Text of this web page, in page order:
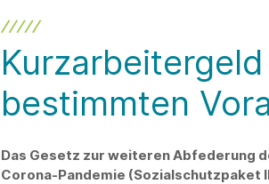
bestimmten
Das Gesetz zur weiteren Abfederung
Corona-Pandemie (Sozialschutzpaket